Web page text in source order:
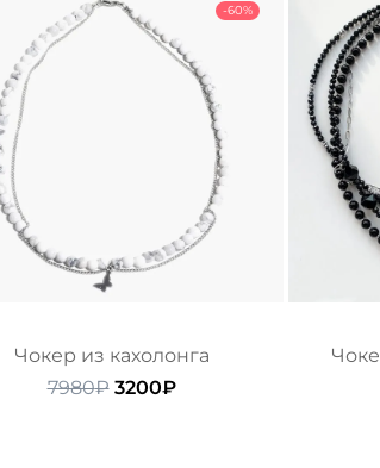
-60%
Чокер из кахолонга
7980₽ Первоначальная
3200₽Текущая